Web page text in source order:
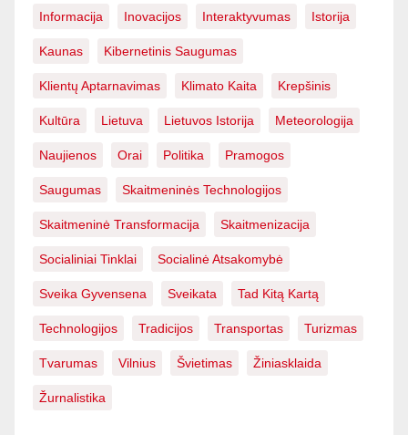
Informacija Inovacijos Interaktyvumas Istorija
Kaunas Kibernetinis Saugumas
Klientų Aptarnavimas Klimato Kaita Krepšinis
Kultūra Lietuva Lietuvos Istorija Meteorologija
Naujienos Orai Politika Pramogos
Saugumas Skaitmeninės Technologijos
Skaitmeninė Transformacija Skaitmenizacija
Socialiniai Tinklai Socialinė Atsakomybė
Sveika Gyvensena Sveikata Tad Kitą Kartą
Technologijos Tradicijos Transportas Turizmas
Tvarumas Vilnius Švietimas Žiniasklaida
Žurnalistika